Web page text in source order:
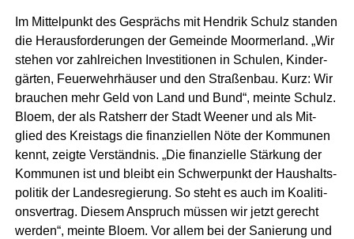
Im Mit­tel­punkt des Gesprächs mit Hen­drik Schulz stan­den
die Her­aus­for­de­run­gen der Gemein­de Moorm­er­land. „Wir
ste­hen vor zahl­rei­chen Inves­ti­tio­nen in Schu­len, Kin­der­
gär­ten, Feu­er­wehr­häu­ser und den Stra­ßen­bau. Kurz: Wir
brau­chen mehr Geld von Land und Bund“, mein­te Schulz.
Blo­em, der als Rats­herr der Stadt Wee­ner und als Mit­
glied des Kreis­tags die finan­zi­el­len Nöte der Kom­mu­nen
kennt, zeig­te Ver­ständ­nis. „Die finan­zi­el­le Stär­kung der
Kom­mu­nen ist und bleibt ein Schwer­punkt der Haus­halts­
po­li­tik der Lan­des­re­gie­rung. So steht es auch im Koali­ti­
ons­ver­trag. Die­sem Anspruch müs­sen wir jetzt gerecht
wer­den“, mein­te Blo­em. Vor allem bei der Sanie­rung und